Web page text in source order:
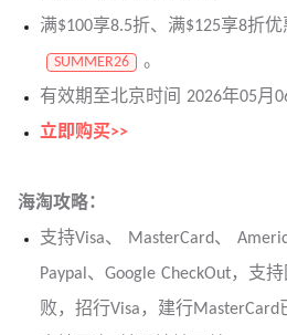
满$100享8.5折、满$125享8折
SUMMER26
。
有效期至北京时间 2026年05月
立即购买>>
海淘攻略：
支持Visa、 MasterCard、
Paypal、Google CheckOut，支
败，招行Visa，建行MasterCard